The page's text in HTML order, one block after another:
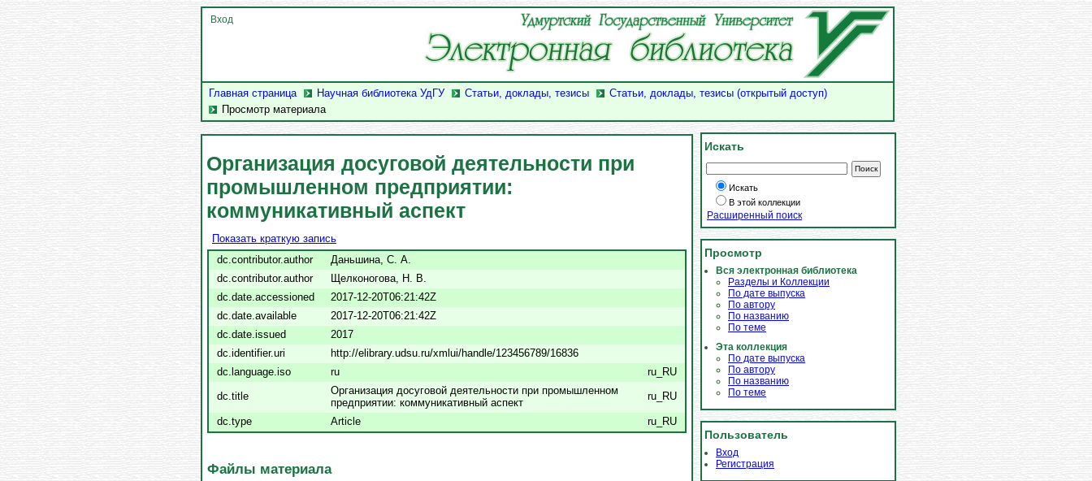
Главная страница Научная библиотека УдГУ Статьи, доклады, тезисы
Статьи, доклады, тезисы (открытый доступ)
Просмотр материала
Вход
Организация досуговой деятельности при
промышленном предприятии:
коммуникативный аспект
Показать краткую запись
dc.contributor.author
Даньшина, С. А.
dc.contributor.author
Щелконогова, Н. В.
dc.date.accessioned
2017-12-20T06:21:42Z
dc.date.available
2017-12-20T06:21:42Z
dc.date.issued
2017
dc.identifier.uri
http://elibrary.udsu.ru/xmlui/handle/123456789/16836
dc.language.iso
ru
ru_RU
dc.title
Организация досуговой деятельности при промышленном
предприятии: коммуникативный аспект
ru_RU
dc.type Article ru_RU
Файлы материала
Искать
Искать
В этой коллекции
Расширенный поиск
Просмотр
Вся электронная библиотека
Разделы и Коллекции
По дате выпуска
По автору
По названию
По теме
Эта коллекция
По дате выпуска
По автору
По названию
По теме
Пользователь
Вход
Регистрация